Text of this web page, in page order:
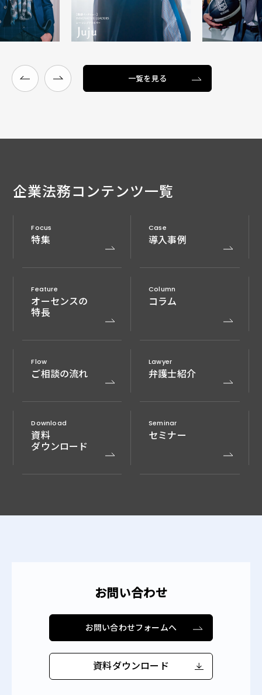
一覧を見る
企業法務コンテンツ一覧
Focus
特集
Case
導入事例
Feature
オーセンスの
特長
Column
コラム
Flow
ご相談の流れ
Lawyer
弁護士紹介
Download
資料
ダウンロード
Seminar
セミナー
お問い合わせ
お問い合わせフォームへ
資料ダウンロード